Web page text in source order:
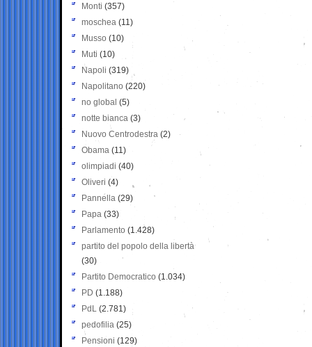
Monti (357)
moschea (11)
Musso (10)
Muti (10)
Napoli (319)
Napolitano (220)
no global (5)
notte bianca (3)
Nuovo Centrodestra (2)
Obama (11)
olimpiadi (40)
Oliveri (4)
Pannella (29)
Papa (33)
Parlamento (1.428)
partito del popolo della libertà
(30)
Partito Democratico (1.034)
PD (1.188)
PdL (2.781)
pedofilia (25)
Pensioni (129)